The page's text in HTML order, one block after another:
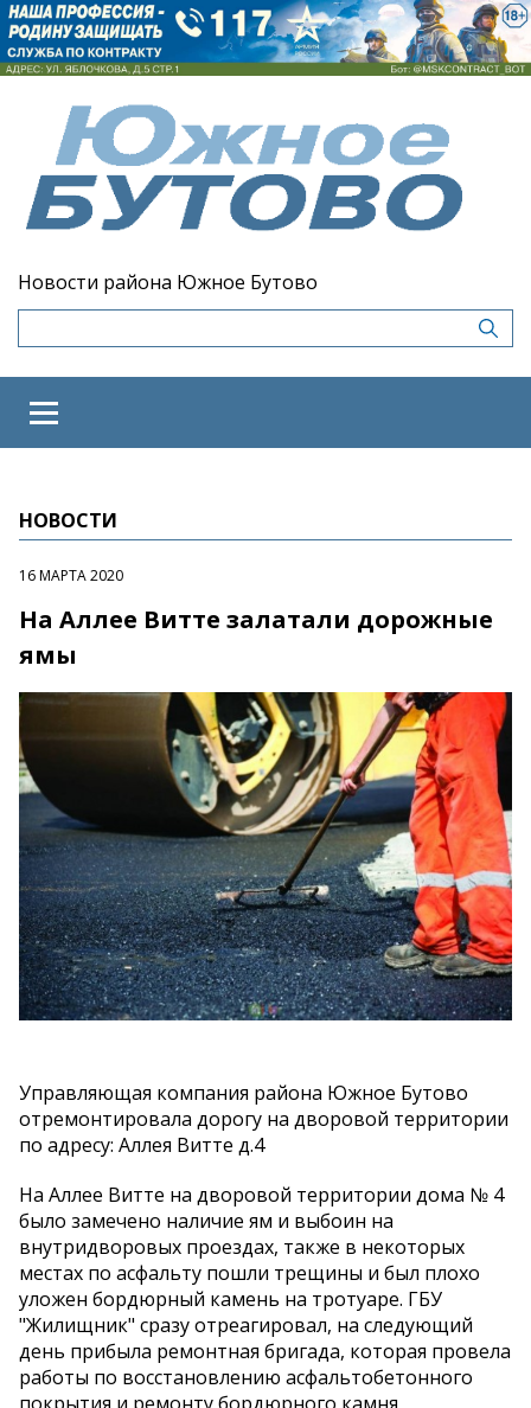
Новости района Южное Бутово
НОВОСТИ
16 МАРТА 2020
На Аллее Витте залатали дорожные
ямы
Управляющая компания района Южное Бутово
отремонтировала дорогу на дворовой территории
по адресу: Аллея Витте д.4
На Аллее Витте на дворовой территории дома № 4
было замечено наличие ям и выбоин на
внутридворовых проездах, также в некоторых
местах по асфальту пошли трещины и был плохо
уложен бордюрный камень на тротуаре. ГБУ
"Жилищник" сразу отреагировал, на следующий
день прибыла ремонтная бригада, которая провела
работы по восстановлению асфальтобетонного